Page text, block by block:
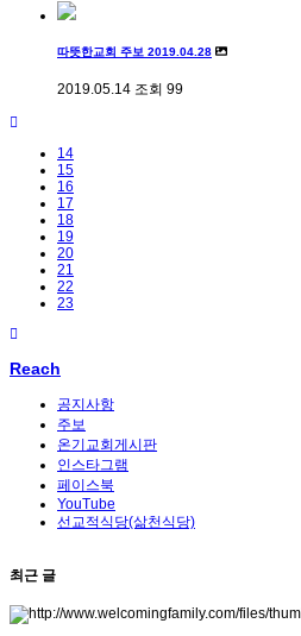
따뜻한교회 주보 2019.04.28
2019.05.14 조회 99
14
15
16
17
18
19
20
21
22
23
Reach
공지사항
주보
온기교회게시판
인스타그램
페이스북
YouTube
선교적식당(삶천식당)
최근 글